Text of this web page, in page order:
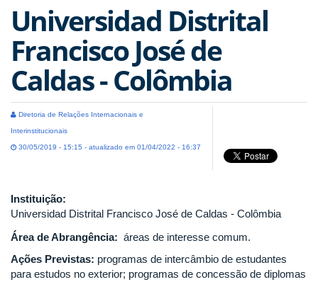
Universidad Distrital
Francisco José de
Caldas - Colômbia
Diretoria de Relações Internacionais e
Interinstitucionais
30/05/2019 - 15:15 - atualizado em 01/04/2022 - 16:37
Instituição:
Universidad Distrital Francisco José de Caldas - Colômbia
Área de Abrangência: áreas de interesse comum.
Ações Previstas: programas de intercâmbio de estudantes
para estudos no exterior; programas de concessão de diplomas